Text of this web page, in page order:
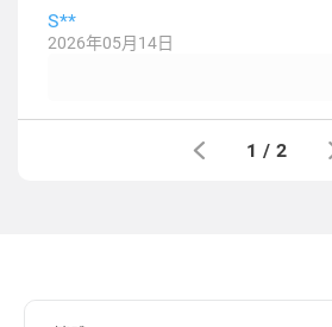
S**
2026年05月14日
1 / 2